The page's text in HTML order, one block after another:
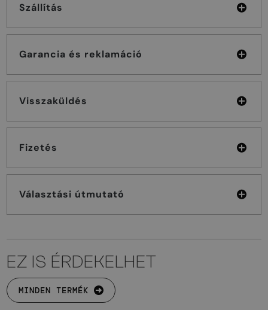
Szállítás
Garancia és reklamáció
Visszaküldés
Fizetés
Választási útmutató
EZ IS ÉRDEKELHET
MINDEN TERMÉK